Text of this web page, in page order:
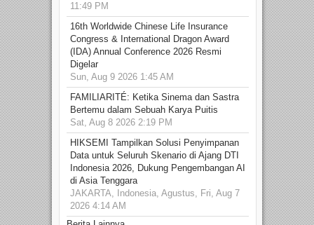
11:49 PM
16th Worldwide Chinese Life Insurance
Congress & International Dragon Award
(IDA) Annual Conference 2026 Resmi
Digelar
Sun, Aug 9 2026 1:45 AM
FAMILIARITÉ: Ketika Sinema dan Sastra
Bertemu dalam Sebuah Karya Puitis
Sat, Aug 8 2026 2:19 PM
HIKSEMI Tampilkan Solusi Penyimpanan
Data untuk Seluruh Skenario di Ajang DTI
Indonesia 2026, Dukung Pengembangan AI
di Asia Tenggara
JAKARTA, Indonesia, Agustus, Fri, Aug 7
2026 4:14 AM